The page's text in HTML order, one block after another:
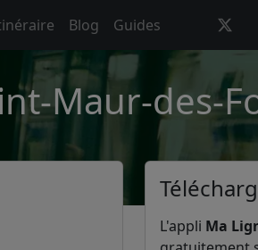
Blog Guides
Maur-des-
L'appli Ma